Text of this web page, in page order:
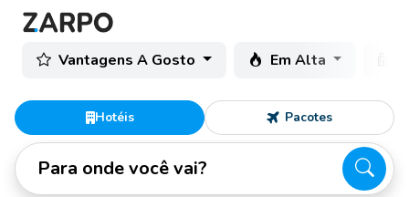
Vantagens A Gosto Em Alta
Hotéis Pacotes
Para onde você vai?